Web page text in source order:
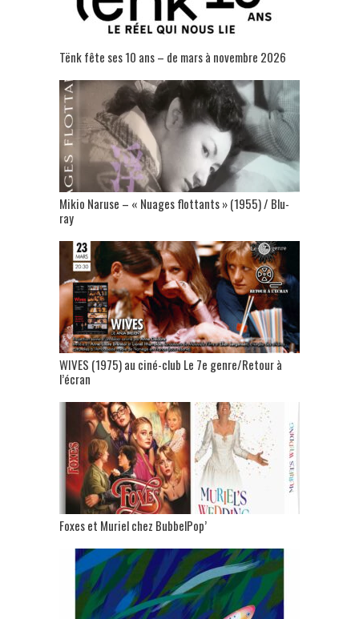
Tënk fête ses 10 ans – de mars à novembre 2026
Mikio Naruse – « Nuages flottants » (1955) / Blu-
ray
WIVES (1975) au ciné-club Le 7e genre/Retour à
l’écran
Foxes et Muriel chez BubbelPop’